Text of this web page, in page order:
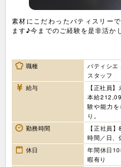
素材にこだわったパティスリー
ます♪今までのご経験を是非活か
職種
パティシ
スタッフ
給与
【正社員
本給
験や能力
り。
勤務時間
【正社員
時間／日、
休日
年間休日
暇有り